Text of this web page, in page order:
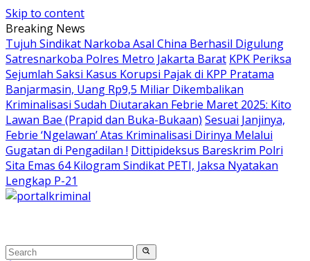
Skip to content
Breaking News
Tujuh Sindikat Narkoba Asal China Berhasil Digulung
Satresnarkoba Polres Metro Jakarta Barat KPK Periksa
Sejumlah Saksi Kasus Korupsi Pajak di KPP Pratama
Banjarmasin, Uang Rp9,5 Miliar Dikembalikan
Kriminalisasi Sudah Diutarakan Febrie Maret 2025: Kito
Lawan Bae (Prapid dan Buka-Bukaan) Sesuai Janjinya,
Febrie ‘Ngelawan’ Atas Kriminalisasi Dirinya Melalui
Gugatan di Pengadilan ! Dittipideksus Bareskrim Polri
Sita Emas 64 Kilogram Sindikat PETI, Jaksa Nyatakan
Lengkap P-21